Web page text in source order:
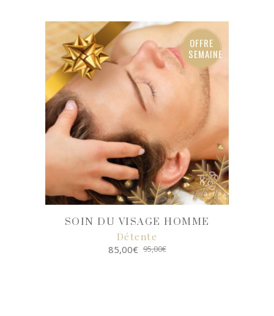
SELECT
OPTIONS
OFFRE
SEMAINE
SOIN DU VISAGE HOMME
Détente
85,00€ 95,00€